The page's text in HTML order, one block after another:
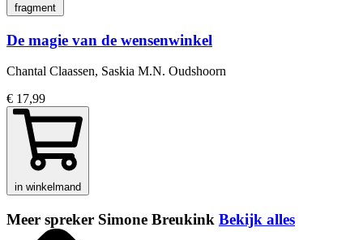
fragment
De magie van de wensenwinkel
Chantal Claassen, Saskia M.N. Oudshoorn
€ 17,99
in winkelmand
Meer spreker Simone Breukink Bekijk alles